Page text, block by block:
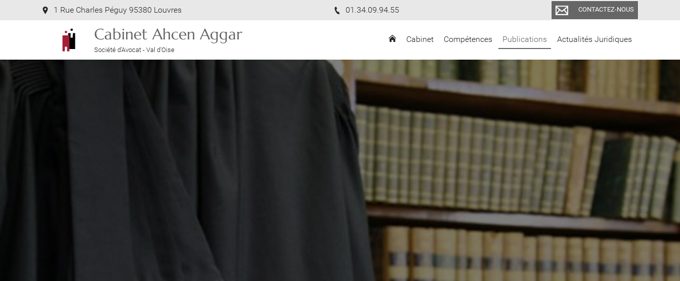
Cabinet Ahcen Aggar
Société d'Avocat - Val d'Oise
Cabinet Compétences Publications Actualités Juridiques
1 Rue Charles Péguy 95380 Louvres 01.34.09.94.55 CONTACTEZ-NOUS